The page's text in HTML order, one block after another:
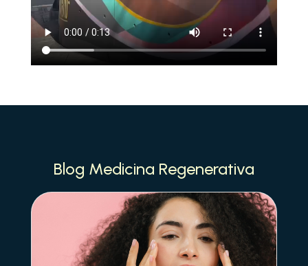
Blog Medicina Regenerativa